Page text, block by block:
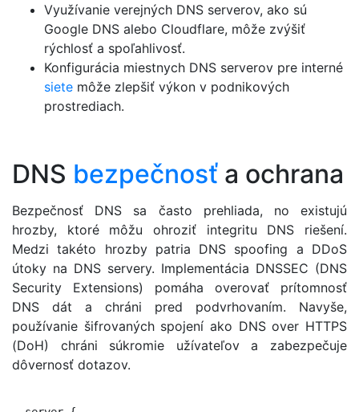
Využívanie verejných DNS serverov, ako sú
Google DNS alebo Cloudflare, môže zvýšiť
rýchlosť a spoľahlivosť.
Konfigurácia miestnych DNS serverov pre interné
siete môže zlepšiť výkon v podnikových
prostrediach.
DNS bezpečnosť a ochrana
Bezpečnosť DNS sa často prehliada, no existujú
hrozby, ktoré môžu ohroziť integritu DNS riešení.
Medzi takéto hrozby patria DNS spoofing a DDoS
útoky na DNS servery. Implementácia DNSSEC (DNS
Security Extensions) pomáha overovať prítomnosť
DNS dát a chráni pred podvrhovaním. Navyše,
používanie šifrovaných spojení ako DNS over HTTPS
(DoH) chráni súkromie užívateľov a zabezpečuje
dôvernosť dotazov.